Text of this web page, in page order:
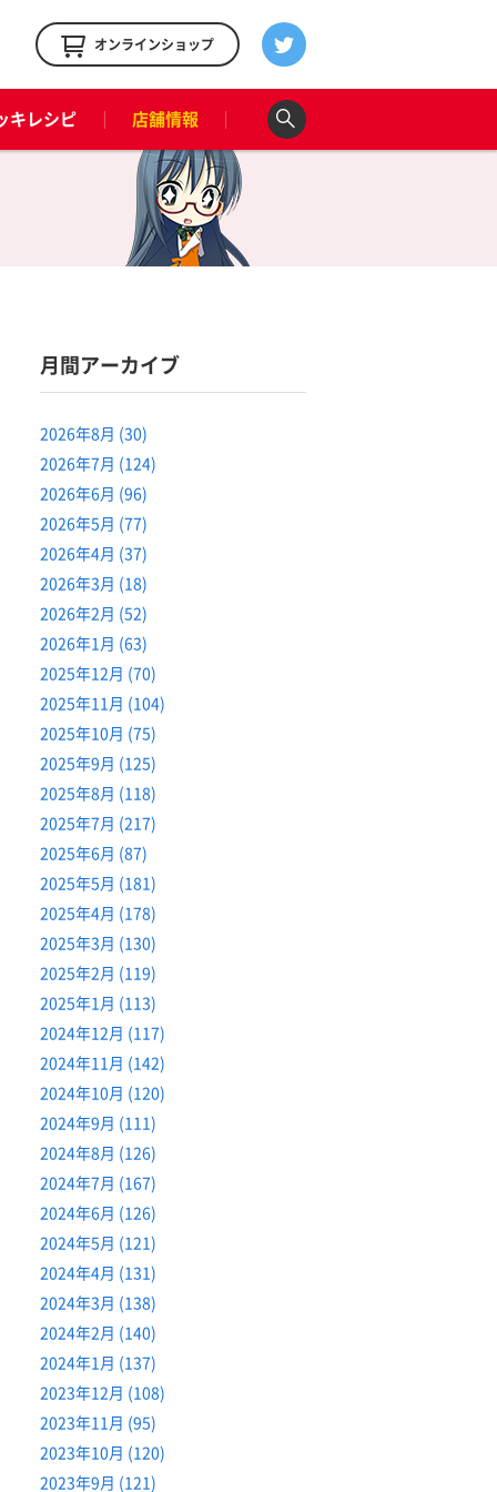
オンラインショップ
キレシピ 店舗情報
月間アーカイブ
2026年8月 (30)
2026年7月 (124)
2026年6月 (96)
2026年5月 (77)
2026年4月 (37)
2026年3月 (18)
2026年2月 (52)
2026年1月 (63)
2025年12月 (70)
2025年11月 (104)
2025年10月 (75)
2025年9月 (125)
2025年8月 (118)
2025年7月 (217)
2025年6月 (87)
2025年5月 (181)
2025年4月 (178)
2025年3月 (130)
2025年2月 (119)
2025年1月 (113)
2024年12月 (117)
2024年11月 (142)
2024年10月 (120)
2024年9月 (111)
2024年8月 (126)
2024年7月 (167)
2024年6月 (126)
2024年5月 (121)
2024年4月 (131)
2024年3月 (138)
2024年2月 (140)
2024年1月 (137)
2023年12月 (108)
2023年11月 (95)
2023年10月 (120)
2023年9月 (121)